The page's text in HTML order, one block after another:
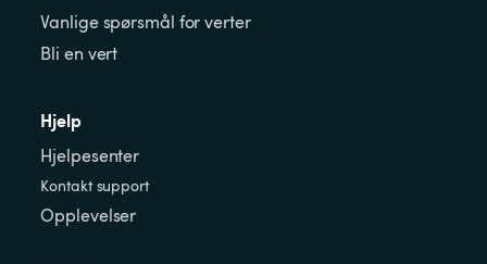
Vanlige spørsmål for verter
Bli en vert
Hjelp
Hjelpesenter
Kontakt support
Opplevelser